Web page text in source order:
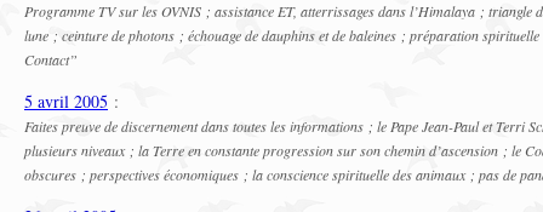
Programme TV sur les OVNIS ; assistance ET, atterrissages dans l’Himalaya ; triangle
lune ; ceinture de photons ; échouage de dauphins et de baleines ; préparation
Contact”
5 avril 2005 :
Faites preuve de discernement dans toutes les informations ; le Pape Jean-Paul et Terri
plusieurs niveaux ; la Terre en constante progression sur son chemin d’ascension ; le
obscures ; perspectives économiques ; la conscience spirituelle des animaux ; pas de